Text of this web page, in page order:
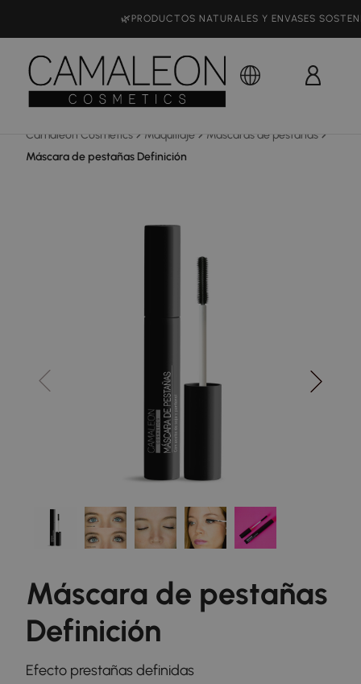
🌸 COSMÉTICA MADE IN SPAIN
Camaleon Cosmetics Maquillaje
Máscaras de pestañas
Máscara de pestañas Definición
Máscara de pestañas
Definición
Efecto prestañas definidas